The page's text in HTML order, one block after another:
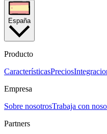
España
Producto
CaracterísticasPrecios
Empresa
Sobre nosotrosTrabaja con
Partners